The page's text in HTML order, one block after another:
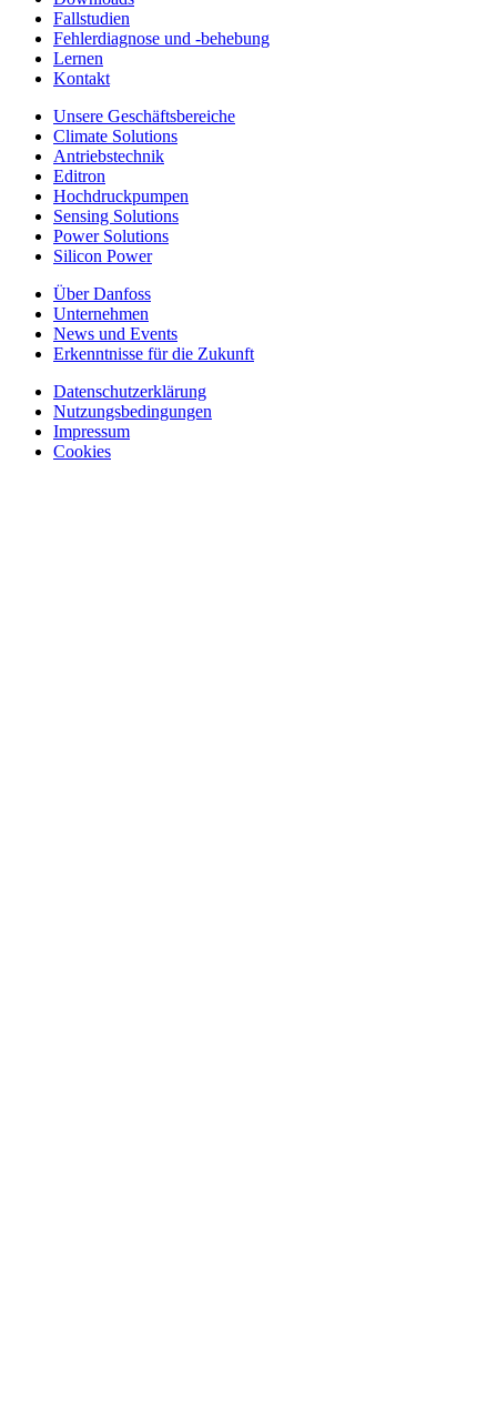
Fallstudien
Fehlerdiagnose und -behebung
Lernen
Kontakt
Unsere Geschäftsbereiche
Climate Solutions
Antriebstechnik
Editron
Hochdruckpumpen
Sensing Solutions
Power Solutions
Silicon Power
Über Danfoss
Unternehmen
News und Events
Erkenntnisse für die Zukunft
Datenschutzerklärung
Nutzungsbedingungen
Impressum
Cookies